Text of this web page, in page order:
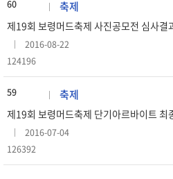
60 축제
제19회 보령머드축제 사진공모전 심사결
2016-08-22
124196
59 축제
제19회 보령머드축제 단기아르바이트 최
2016-07-04
126392